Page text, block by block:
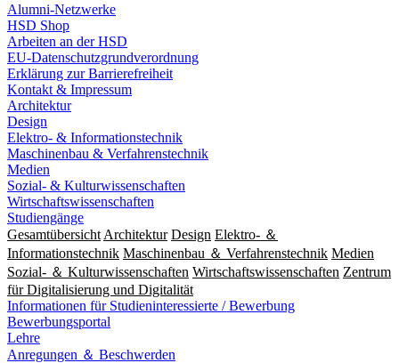
Alumni-Netzwerke
HSD Shop
Arbeiten an der HSD
EU-Datenschutzgrundverordnung
Erklärung zur Barrierefreiheit
Kontakt & Impressum
Architektur
Design
Elektro- & Informationstechnik
Maschinenbau & Verfahrenstechnik
Medien
Sozial- & Kulturwissenschaften
Wirtschaftswissenschaften
Studiengänge
Gesamtübersicht Architektur Design Elektro- ＆
Informationstechnik Maschinenbau ＆ Verfahrenstechnik Medien
Sozial- ＆ Kulturwissenschaften Wirtschaftswissenschaften Zentrum
für Digitalisierung und Digitalität
Informationen für Studieninteressierte / Bewerbung
Bewerbungsportal
Lehre
Anregungen ＆ Beschwerden